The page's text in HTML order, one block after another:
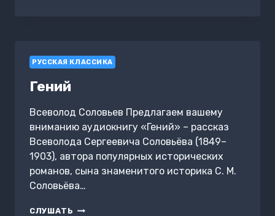
РУССКАЯ КЛАССИКА
Гений
Всеволод Соловьев Предлагаем вашему
вниманию аудиокнигу «Гений» – рассказ
Всеволода Сергеевича Соловьёва (1849–
1903), автора популярных исторических
романов, сына знаменитого историка С. М.
Соловьёва…
СЛУШАТЬ ГЕНИЙ